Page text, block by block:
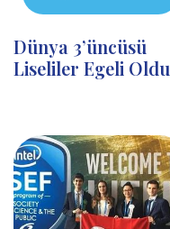
Dünya 3’üncüsü
Liseliler Egeli Oldu